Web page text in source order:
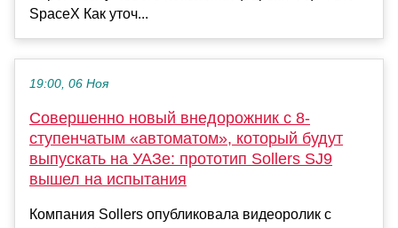
SpaceX Как уточ...
19:00, 06 Ноя
Совершенно новый внедорожник с 8-
ступенчатым «автоматом», который будут
выпускать на УАЗе: прототип Sollers SJ9
вышел на испытания
Компания Sollers опубликовала видеоролик с